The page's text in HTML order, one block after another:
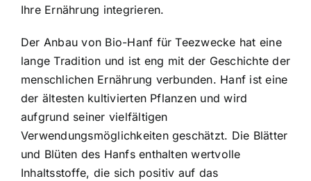
Ihre Ernährung integrieren.
Der Anbau von Bio-Hanf für Teezwecke hat eine
lange Tradition und ist eng mit der Geschichte der
menschlichen Ernährung verbunden. Hanf ist eine
der ältesten kultivierten Pflanzen und wird
aufgrund seiner vielfältigen
Verwendungsmöglichkeiten geschätzt. Die Blätter
und Blüten des Hanfs enthalten wertvolle
Inhaltsstoffe, die sich positiv auf das